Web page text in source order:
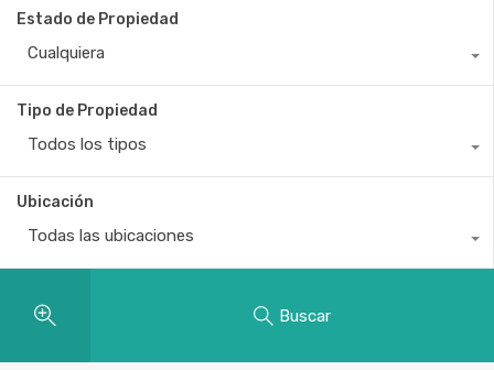
Estado de Propiedad
Cualquiera
Tipo de Propiedad
Todos los tipos
Ubicación
Todas las ubicaciones
Buscar